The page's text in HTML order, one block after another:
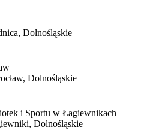
Dolnośląskie
Dolnośląskie
i Sportu w Łagiewnikach
Dolnośląskie